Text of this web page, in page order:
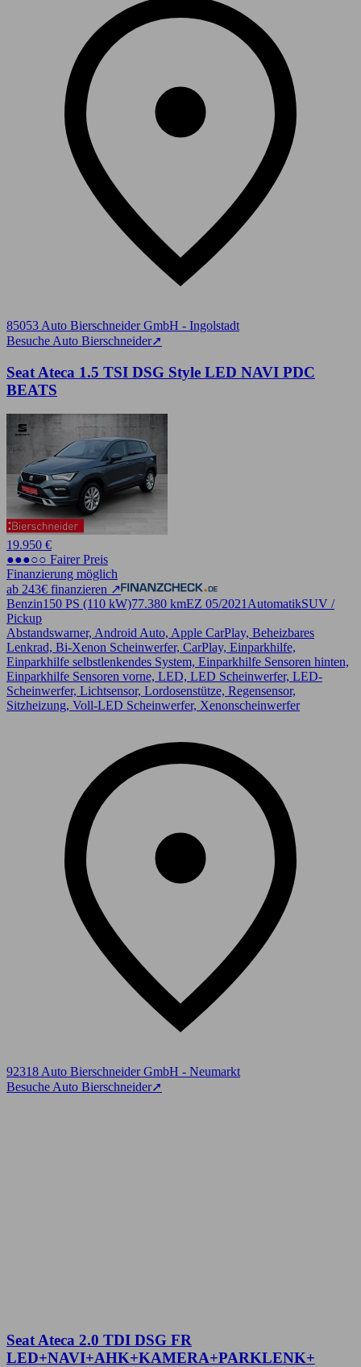
85053 Auto Bierschneider GmbH - Ingolstadt
Besuche Auto Bierschneider➚
Seat Ateca 1.5 TSI DSG Style LED NAVI PDC
BEATS
19.950 €
●●●○○ Fairer Preis
Finanzierung möglich
ab 243€ finanzieren ↗
Benzin150 PS (110 kW)77.380 kmEZ 05/2021 AutomatikSUV /
Pickup
Abstandswarner, Android Auto, Apple CarPlay, Beheizbares
Lenkrad, Bi-Xenon Scheinwerfer, CarPlay, Einparkhilfe,
Einparkhilfe selbstlenkendes System, Einparkhilfe Sensoren hinten,
Einparkhilfe Sensoren vorne, LED, LED Scheinwerfer, LED-
Scheinwerfer, Lichtsensor, Lordosenstütze, Regensensor,
Sitzheizung, Voll-LED Scheinwerfer, Xenonscheinwerfer
92318 Auto Bierschneider GmbH - Neumarkt
Besuche Auto Bierschneider➚
Seat Ateca 2.0 TDI DSG FR
LED+NAVI+AHK+KAMERA+PARKLENK+